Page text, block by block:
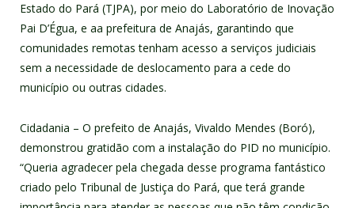
Estado do Pará (TJPA), por meio do Laboratório de Inovação
Pai D’Égua, e aa prefeitura de Anajás, garantindo que
comunidades remotas tenham acesso a serviços judiciais
sem a necessidade de deslocamento para a cede do
município ou outras cidades.
Cidadania – O prefeito de Anajás, Vivaldo Mendes (Boró),
demonstrou gratidão com a instalação do PID no município.
“Queria agradecer pela chegada desse programa fantástico
criado pelo Tribunal de Justiça do Pará, que terá grande